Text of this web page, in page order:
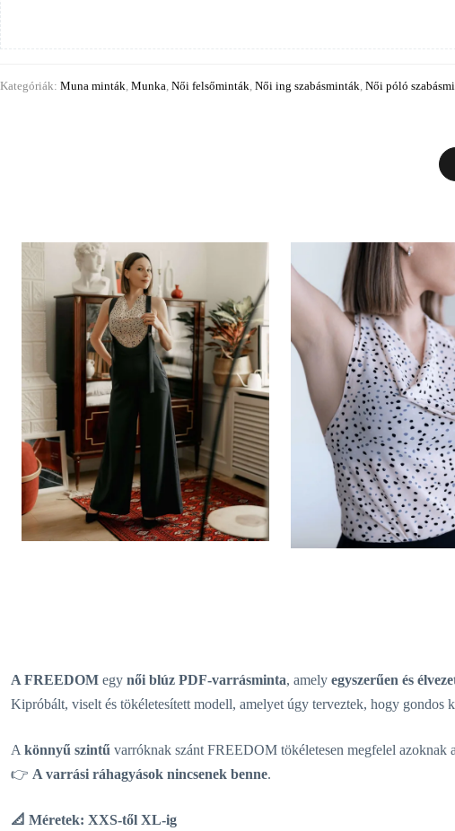
Kategóriák: Muna minták Munka Női felsőminták Női ing szabásminták Női póló
A FREEDOM egy női blúz PDF-varrásminta, amely egyszerűen és
Kipróbált, viselt és tökéletesített modell, amelyet úgy terveztek, hogy
A könnyű szintű varróknak szánt FREEDOM tökéletesen megfelel
👉 A varrási ráhagyások nincsenek benne.
📐 Méretek: XXS-től XL-ig